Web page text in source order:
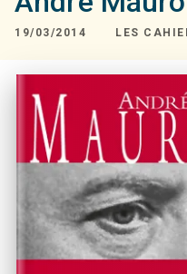
19/03/2014 LES